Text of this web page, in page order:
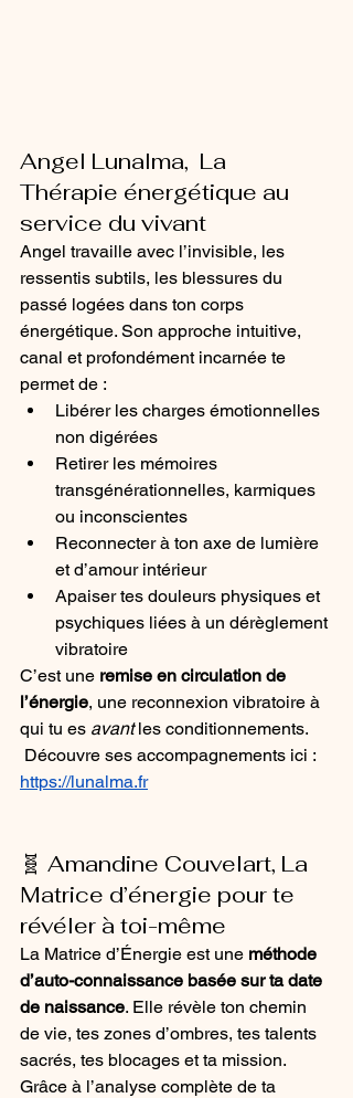
Angel Lunalma,  La
Thérapie énergétique au
service du vivant
Angel travaille avec l’invisible, les
ressentis subtils, les blessures du
passé logées dans ton corps
énergétique. Son approche intuitive,
canal et profondément incarnée te
permet de :
Libérer les charges émotionnelles
non digérées
Retirer les mémoires
transgénérationnelles, karmiques
ou inconscientes
Reconnecter à ton axe de lumière
et d’amour intérieur
Apaiser tes douleurs physiques et
psychiques liées à un dérèglement
vibratoire
C’est une remise en circulation de
l’énergie, une reconnexion vibratoire à
qui tu es avant les conditionnements.
Découvre ses accompagnements ici :
https://lunalma.fr
🧬 Amandine Couvelart, La
Matrice d’énergie pour te
révéler à toi-même
La Matrice d’Énergie est une méthode
d’auto-connaissance basée sur ta date
de naissance. Elle révèle ton chemin
de vie, tes zones d’ombres, tes talents
sacrés, tes blocages et ta mission.
Grâce à l’analyse complète de ta